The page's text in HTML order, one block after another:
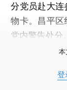
分党员赴大
物卡。昌平
党内警告处分。
本
登